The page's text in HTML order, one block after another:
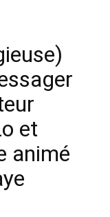
et
animé